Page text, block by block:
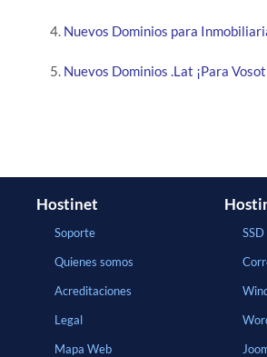
Nuevos Dominios para
Nuevos Dominios .Lat ¡Para
Hostinet
Soporte
Quienes somos
Acreditaciones
Legal
Mapa Web
SSD